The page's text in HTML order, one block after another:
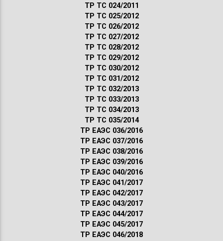
ТР ТС 024/2011
ТР ТС 025/2012
ТР ТС 026/2012
ТР ТС 027/2012
ТР ТС 028/2012
ТР ТС 029/2012
ТР ТС 030/2012
ТР ТС 031/2012
ТР ТС 032/2013
ТР ТС 033/2013
ТР ТС 034/2013
ТР ТС 035/2014
ТР ЕАЭС 036/2016
ТР ЕАЭС 037/2016
ТР ЕАЭС 038/2016
ТР ЕАЭС 039/2016
ТР ЕАЭС 040/2016
ТР ЕАЭС 041/2017
ТР ЕАЭС 042/2017
ТР ЕАЭС 043/2017
ТР ЕАЭС 044/2017
ТР ЕАЭС 045/2017
ТР ЕАЭС 046/2018